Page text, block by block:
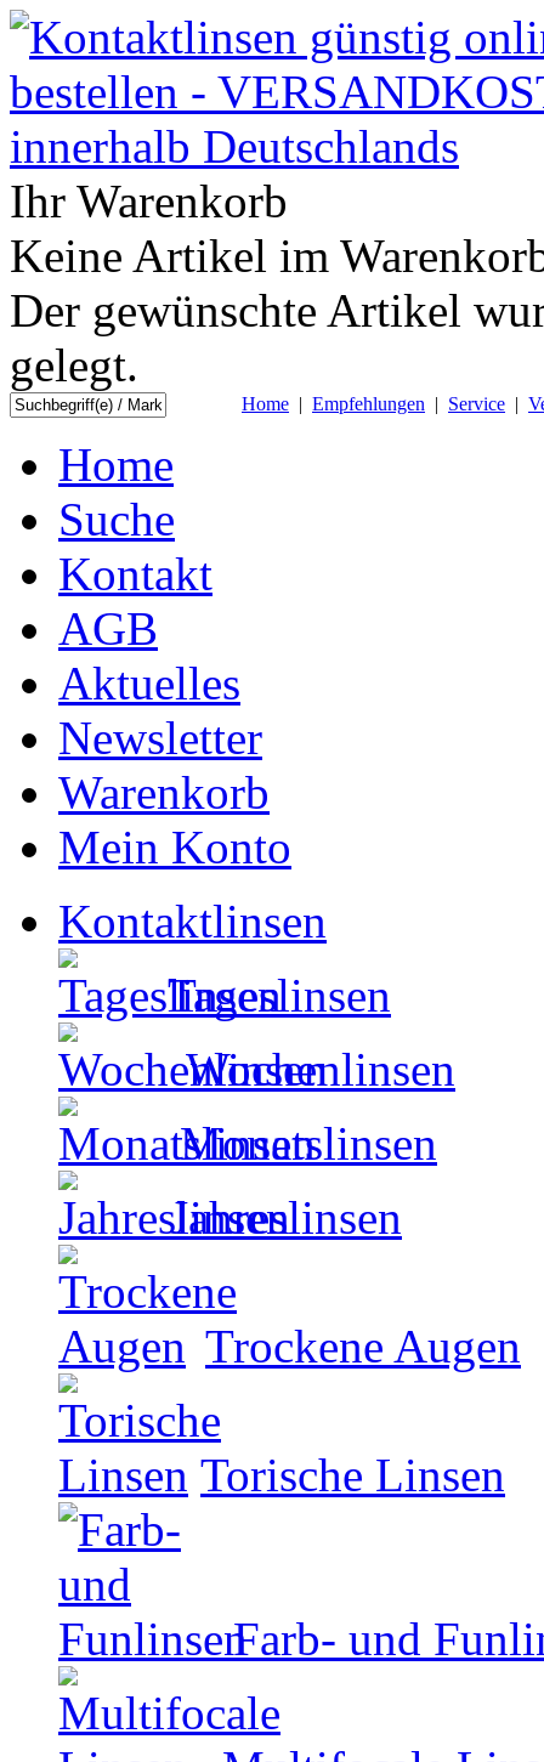
Ihr Warenkorb
Keine Artikel im
Der gewünschte Artikel
gelegt.
Home | Empfehlungen | Service |
Home
Suche
Kontakt
AGB
Aktuelles
Newsletter
Warenkorb
Mein Konto
Kontaktlinsen
Tageslinsen
Wochenlinsen
Monatslinsen
Jahreslinsen
Trockene Augen
Torische Linsen
Farb- und